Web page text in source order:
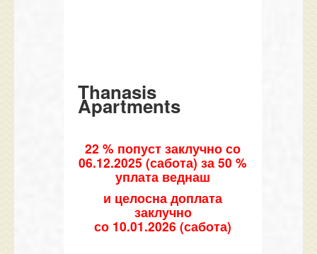
Thanasis
Apartments
22 % попуст заклучно со
06.12.2025(сабота) за 50 %
уплата веднаш
и целосна доплата
заклучно
со 10.01.2026 (сабота)